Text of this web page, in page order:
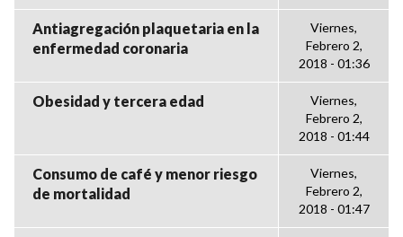
Antiagregación plaquetaria en la
enfermedad coronaria
Viernes,
Febrero 2,
2018 - 01:36
Obesidad y tercera edad
Viernes,
Febrero 2,
2018 - 01:44
Consumo de café y menor riesgo
de mortalidad
Viernes,
Febrero 2,
2018 - 01:47